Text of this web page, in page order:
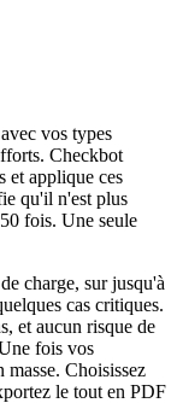
vos types
Checkbot
et applique ces
qu'il n'est plus
fois. Une seule
charge, sur jusqu'à
cas critiques.
et aucun risque de
fois vos
masse. Choisissez
le tout en PDF